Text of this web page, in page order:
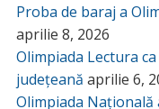
Proba de baraj a
aprilie 8, 2026
Olimpiada Lectura
județeană aprilie 6,
Olimpiada